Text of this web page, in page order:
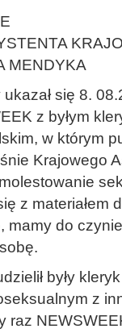
MENDYKA
się 8.
z byłym
w którym
Krajowego
z materiałem
mamy do
były
z
raz